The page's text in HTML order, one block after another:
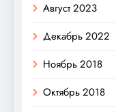
Август 2023
Декабрь 2022
Ноябрь 2018
Октябрь 2018